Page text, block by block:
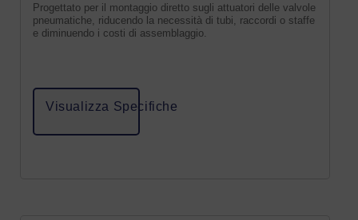
Progettato per il montaggio diretto sugli attuatori delle valvole
pneumatiche, riducendo la necessità di tubi, raccordi o staffe
e diminuendo i costi di assemblaggio.
Visualizza Specifiche